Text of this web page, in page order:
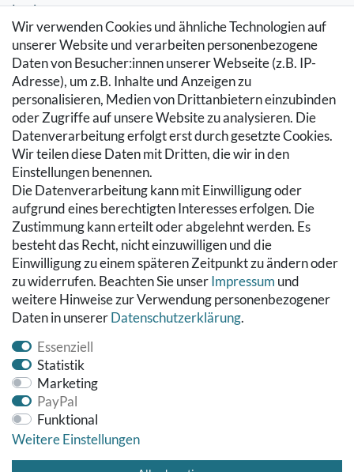
Wir verwenden Cookies und ähnliche Technologien auf
unserer Website und verarbeiten personenbezogene
Daten von Besucher:innen unserer Webseite (z.B. IP-
Adresse), um z.B. Inhalte und Anzeigen zu
personalisieren, Medien von Drittanbietern einzubinden
oder Zugriffe auf unsere Website zu analysieren. Die
Datenverarbeitung erfolgt erst durch gesetzte Cookies.
Wir teilen diese Daten mit Dritten, die wir in den
Einstellungen benennen.
Die Datenverarbeitung kann mit Einwilligung oder
aufgrund eines berechtigten Interesses erfolgen. Die
Zustimmung kann erteilt oder abgelehnt werden. Es
besteht das Recht, nicht einzuwilligen und die
Einwilligung zu einem späteren Zeitpunkt zu ändern oder
zu widerrufen. Beachten Sie unserImpressum und
weitere Hinweise zur Verwendung personenbezogener
Daten in unsererDaten­schutz­erklärung.
Essenziell
Statistik
Marketing
PayPal
Funktional
Weitere Einstellungen
Login
SERVICE
Zahlung & Versand
Warenkorb
Zur Kasse
Hilfe
RECHTLICHES
Kontakt
Datenschutzerklärung
AGB
Impressum
Hinweise zur Batterieentsorgung
Widerrufs­recht
Vertrag widerrufen
© Copyright 2026 Fußbodenreinigung24 GmbH | Alle Rechte